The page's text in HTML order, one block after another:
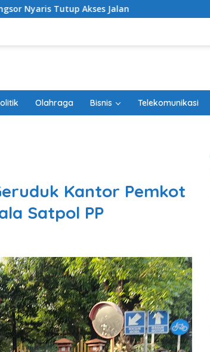
Jalan
Olahraga Bisnis Telekomunikasi
Kantor Pemkot
Satpol PP